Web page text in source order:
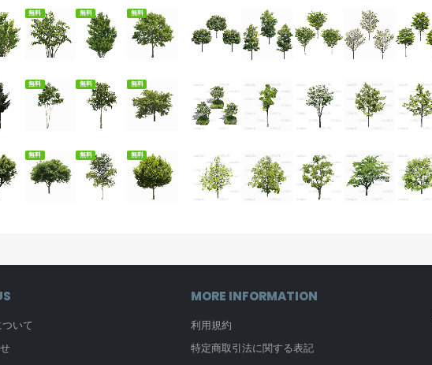
無料 無料 無料
ダウンロード
無料
無料ダウンロード
無料
無料ダウンロード
無料
無料ダウンロード
ダウンロード
無料
無料ダウンロード
無料
無料ダウンロード
無料
無料ダウンロード
いて
MORE INFORMATION
利用規約
特定商取引法に関する表記